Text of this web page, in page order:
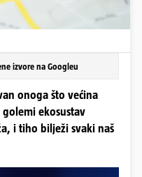
izvore na Googleu
onoga što većina
ekosustav
i tiho bilježi svaki naš